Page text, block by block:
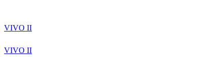
VIVO II
VIVO II